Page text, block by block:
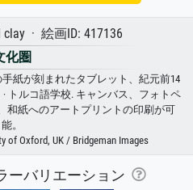
· 絵画ID: 417136
化圏
紙が刻まれたタブレット、紀元前14
トルコ語学校. キャンバス、フォトペ
和紙へのアートプリントの印刷が可
能。
of Oxford, UK / Bridgeman Images
ーバリエーション